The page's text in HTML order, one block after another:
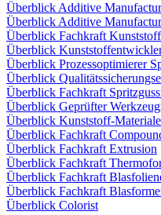
Überblick Additive
Überblick Additive
Überblick Fachkraft
Überblick
Überblick Prozessoptimierer
Überblick
Überblick Fachkraft
Überblick Geprüfter
Überblick Kunststoff-
Überblick Fachkraft
Überblick Fachkraft Extrusion
Überblick Fachkraft
Überblick Fachkraft
Überblick Fachkraft
Überblick Colorist